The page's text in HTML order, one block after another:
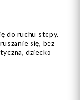
do ruchu stopy.
się, bez
dziecko